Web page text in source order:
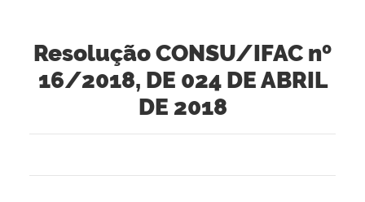
Resolução CONSU/IFAC nº
16/2018, DE 024 DE ABRIL
DE 2018